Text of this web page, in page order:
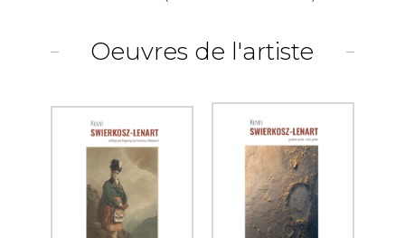
Oeuvres de l'artiste